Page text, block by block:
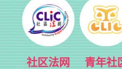
社区法网
青年社